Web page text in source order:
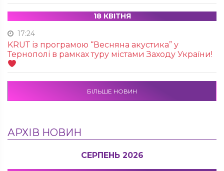
18 КВІТНЯ
17:24
KRUТ із програмою “Весняна акустика” у
Тернополі в рамках туру містами Заходу України!
БІЛЬШЕ НОВИН
АРХІВ НОВИН
СЕРПЕНЬ 2026